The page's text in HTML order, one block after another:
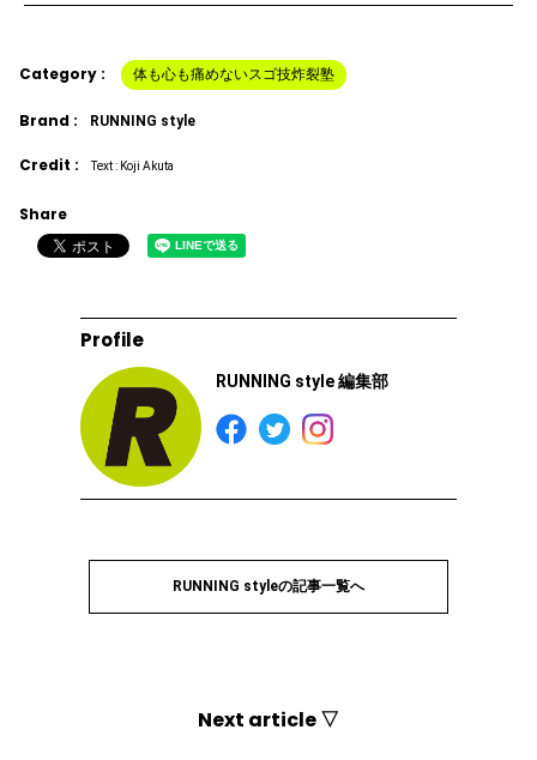
Category : 体も心も痛めないスゴ技炸裂塾
Brand : RUNNING style
Credit : Text : Koji Akuta
Share
Profile
RUNNING style 編集部
RUNNING styleの記事一覧へ
Next article ▽